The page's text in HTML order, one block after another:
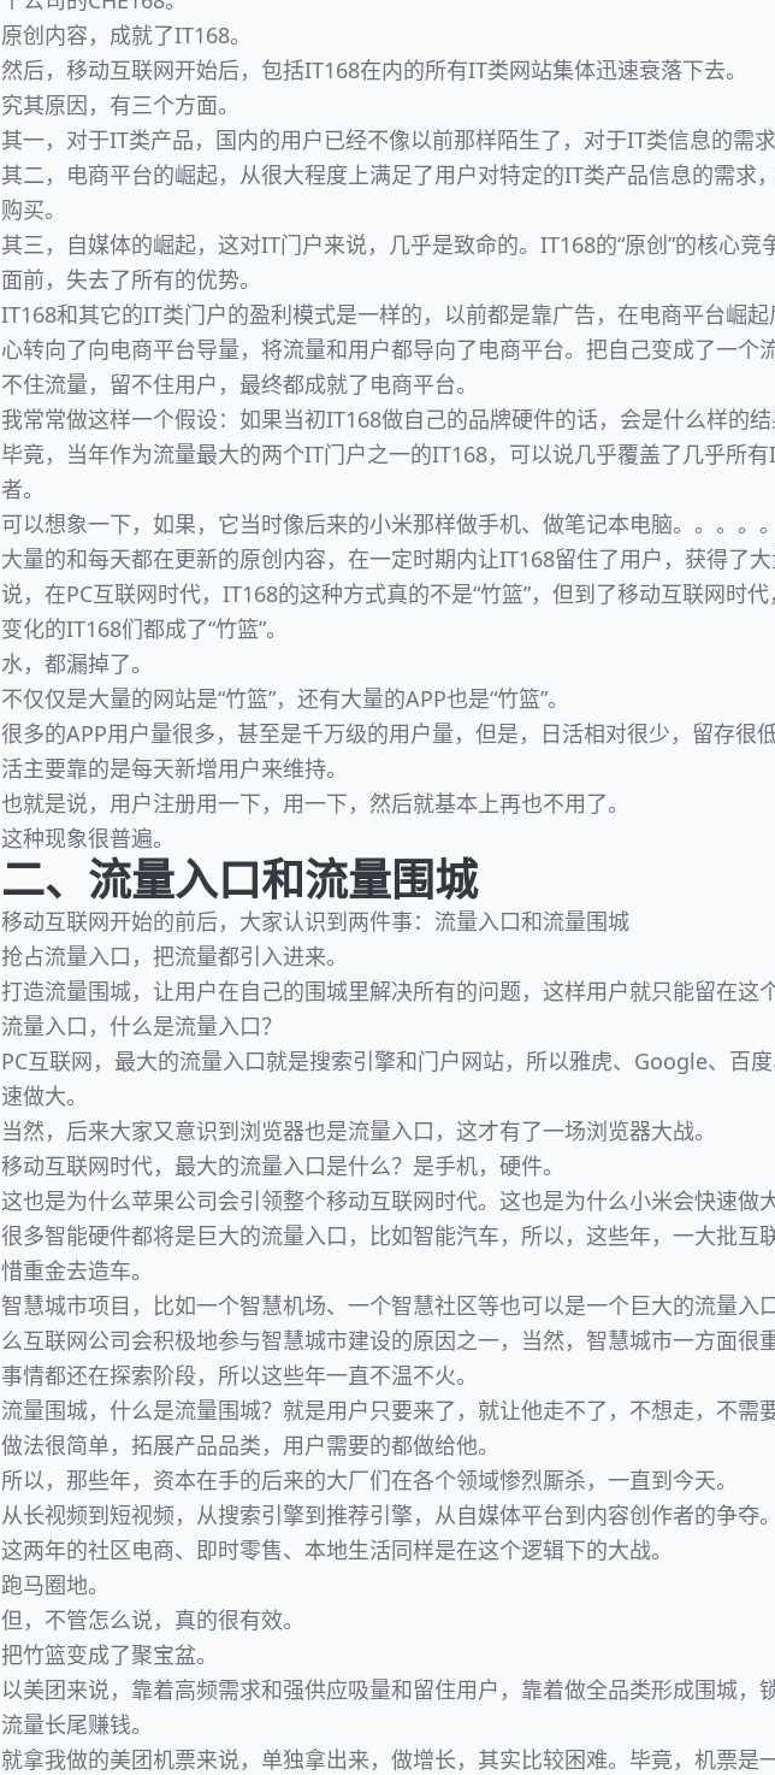
原创内容，成就了IT168。
然后，移动互联网开始后，包括IT168在内的所有IT类网站集体迅速衰落下去。
究其原因，有三个方面。
其一，对于IT类产品，国内的用户已经不像以前那样陌生了，对于IT类信息的需求
其二，电商平台的崛起，从很大程度上满足了用户对特定的IT类产品信息的需求
购买。
其三，自媒体的崛起，这对IT门户来说，几乎是致命的。IT168的“原创”的核心竞
面前，失去了所有的优势。
IT168和其它的IT类门户的盈利模式是一样的，以前都是靠广告，在电商平台崛
心转向了向电商平台导量，将流量和用户都导向了电商平台。把自己变成了一个
不住流量，留不住用户，最终都成就了电商平台。
我常常做这样一个假设：如果当初IT168做自己的品牌硬件的话，会是什么样的结
毕竟，当年作为流量最大的两个IT门户之一的IT168，可以说几乎覆盖了几乎所
者。
可以想象一下，如果，它当时像后来的小米那样做手机、做笔记本电脑。。。。。
大量的和每天都在更新的原创内容，在一定时期内让IT168留住了用户，获得了
说，在PC互联网时代，IT168的这种方式真的不是“竹篮”，但到了移动互联网时
变化的IT168们都成了“竹篮”。
水，都漏掉了。
不仅仅是大量的网站是“竹篮”，还有大量的APP也是“竹篮”。
很多的APP用户量很多，甚至是千万级的用户量，但是，日活相对很少，留存很
活主要靠的是每天新增用户来维持。
也就是说，用户注册用一下，用一下，然后就基本上再也不用了。
这种现象很普遍。
二、流量入口和流量围城
移动互联网开始的前后，大家认识到两件事：流量入口和流量围城
抢占流量入口，把流量都引入进来。
打造流量围城，让用户在自己的围城里解决所有的问题，这样用户就只能留在这
流量入口，什么是流量入口？
PC互联网，最大的流量入口就是搜索引擎和门户网站，所以雅虎、Google、百
速做大。
当然，后来大家又意识到浏览器也是流量入口，这才有了一场浏览器大战。
移动互联网时代，最大的流量入口是什么？是手机，硬件。
这也是为什么苹果公司会引领整个移动互联网时代。这也是为什么小米会快速做
很多智能硬件都将是巨大的流量入口，比如智能汽车，所以，这些年，一大批互
惜重金去造车。
智慧城市项目，比如一个智慧机场、一个智慧社区等也可以是一个巨大的流量入
么互联网公司会积极地参与智慧城市建设的原因之一，当然，智慧城市一方面很
事情都还在探索阶段，所以这些年一直不温不火。
流量围城，什么是流量围城？就是用户只要来了，就让他走不了，不想走，不需要
做法很简单，拓展产品品类，用户需要的都做给他。
所以，那些年，资本在手的后来的大厂们在各个领域惨烈厮杀，一直到今天。
从长视频到短视频，从搜索引擎到推荐引擎，从自媒体平台到内容创作者的争夺。
这两年的社区电商、即时零售、本地生活同样是在这个逻辑下的大战。
跑马圈地。
但，不管怎么说，真的很有效。
把竹篮变成了聚宝盆。
以美团来说，靠着高频需求和强供应吸量和留住用户，靠着做全品类形成围城，
流量长尾赚钱。
就拿我做的美团机票来说，单独拿出来，做增长，其实比较困难。毕竟，机票是